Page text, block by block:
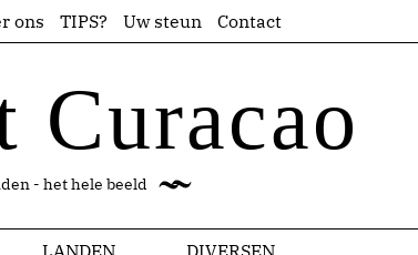
ons TIPS? Uw steun Contact
Curacao
- het hele beeld
LANDEN DIVERSEN